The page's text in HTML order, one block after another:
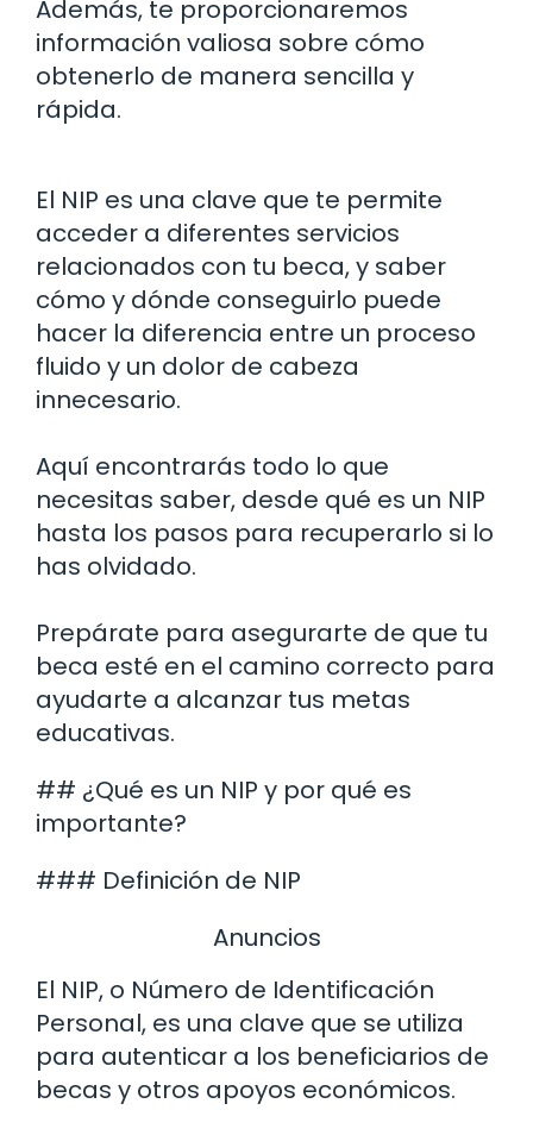
Además, te proporcionaremos
información valiosa sobre cómo
obtenerlo de manera sencilla y
rápida.
El NIP es una clave que te permite
acceder a diferentes servicios
relacionados con tu beca, y saber
cómo y dónde conseguirlo puede
hacer la diferencia entre un proceso
fluido y un dolor de cabeza
innecesario.
Aquí encontrarás todo lo que
necesitas saber, desde qué es un NIP
hasta los pasos para recuperarlo si lo
has olvidado.
Prepárate para asegurarte de que tu
beca esté en el camino correcto para
ayudarte a alcanzar tus metas
educativas.
## ¿Qué es un NIP y por qué es
importante?
### Definición de NIP
Anuncios
El NIP, o Número de Identificación
Personal, es una clave que se utiliza
para autenticar a los beneficiarios de
becas y otros apoyos económicos.